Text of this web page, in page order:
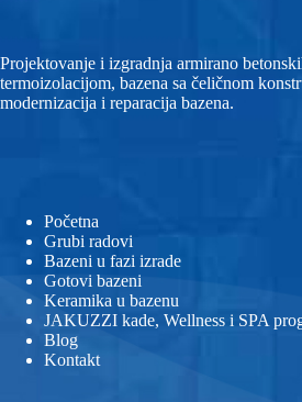
Projektovanje i izgradnja armirano
termoizolacijom, bazena sa čeličnom
modernizacija i reparacija bazena.
Početna
Grubi radovi
Bazeni u fazi izrade
Gotovi bazeni
Keramika u bazenu
JAKUZZI kade, Wellness i SPA
Blog
Kontakt